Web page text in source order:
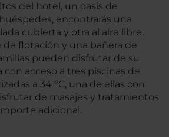
del hotel, un oasis de
encontrarás una
cubierta y otra al aire libre,
de flotación y una bañera de
pueden disfrutar de su
con acceso a tres piscinas de
a 34 °C, una de ellas con
de masajes y tratamientos
adicional.